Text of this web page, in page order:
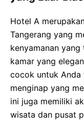
Hotel A
Tangerang yang
kenyamanan
kamar yang
cocok untuk Anda
menginap yang
ini juga memiliki
wisata dan pusat